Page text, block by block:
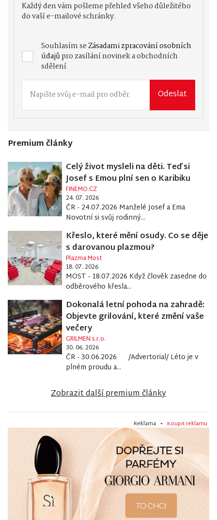
Každý den vám pošleme přehled všeho důležitého
do vaší e-mailové schránky.
Souhlasím seZásadami zpracování osobních
údajůpro zasílání novinek a obchodních
sdělení
Odeslat
Premium články
Celý život mysleli na děti. Teď si
Josef s Emou plní sen o Karibiku
FINEMO.CZ
24. 07. 2026
ČR - 24.07.2026 Manželé Josef a Ema
Novotní si svůj rodinný...
Křeslo, které mění osudy. Co se děje
s darovanou plazmou?
Plazma Most
18. 07. 2026
MOST - 18.07.2026 Když člověk zasedne do
odběrového křesla...
Dokonalá letní pohoda na zahradě:
Objevte grilování, které změní vaše
večery
GRILMEN s.r.o.
30. 06. 2026
ČR - 30.06.2026 /Advertorial/ Léto je v
plném proudu a...
Zobrazit další premium články
Reklama • Koupit reklamu